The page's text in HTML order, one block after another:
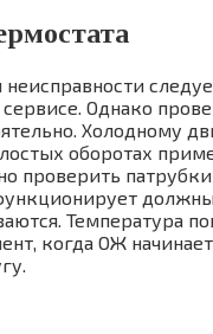
Однако
Холодному
оборотах
проверить патрубки
Температура
когда ОЖ